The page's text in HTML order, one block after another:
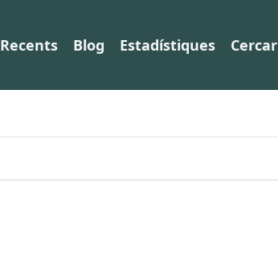
Recents Blog Estadístiques Cercar